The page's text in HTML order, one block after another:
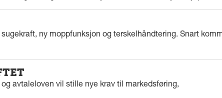
ny moppfunksjon og terskelhåndtering. Snart
avtaleloven vil stille nye krav til markedsføring,